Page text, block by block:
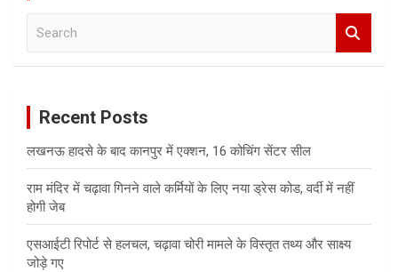
Recent Posts
लखनऊ हादसे के बाद कानपुर में एक्शन, 16 कोचिंग सेंटर सील
राम मंदिर में चढ़ावा गिनने वाले कर्मियों के लिए नया ड्रेस कोड, वर्दी में नहीं
होगी जेब
एसआईटी रिपोर्ट से हलचल, चढ़ावा चोरी मामले के विस्तृत तथ्य और साक्ष्य
जोड़े गए